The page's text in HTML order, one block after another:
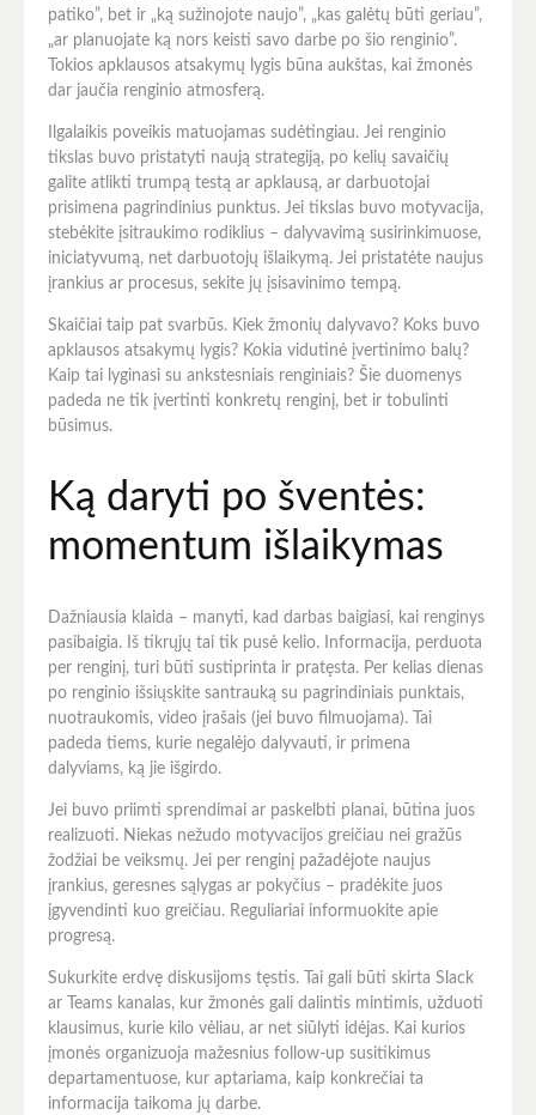
patiko”, bet ir „ką sužinojote naujo”, „kas galėtų būti geriau”,
„ar planuojate ką nors keisti savo darbe po šio renginio”.
Tokios apklausos atsakymų lygis būna aukštas, kai žmonės
dar jaučia renginio atmosferą.
Ilgalaikis poveikis matuojamas sudėtingiau. Jei renginio
tikslas buvo pristatyti naują strategiją, po kelių savaičių
galite atlikti trumpą testą ar apklausą, ar darbuotojai
prisimena pagrindinius punktus. Jei tikslas buvo motyvacija,
stebėkite įsitraukimo rodiklius – dalyvavimą susirinkimuose,
iniciatyvumą, net darbuotojų išlaikymą. Jei pristatėte naujus
įrankius ar procesus, sekite jų įsisavinimo tempą.
Skaičiai taip pat svarbūs. Kiek žmonių dalyvavo? Koks buvo
apklausos atsakymų lygis? Kokia vidutinė įvertinimo balų?
Kaip tai lyginasi su ankstesniais renginiais? Šie duomenys
padeda ne tik įvertinti konkretų renginį, bet ir tobulinti
būsimus.
Ką daryti po šventės:
momentum išlaikymas
Dažniausia klaida – manyti, kad darbas baigiasi, kai renginys
pasibaigia. Iš tikrųjų tai tik pusė kelio. Informacija, perduota
per renginį, turi būti sustiprinta ir pratęsta. Per kelias dienas
po renginio išsiųskite santrauką su pagrindiniais punktais,
nuotraukomis, video įrašais (jei buvo filmuojama). Tai
padeda tiems, kurie negalėjo dalyvauti, ir primena
dalyviams, ką jie išgirdo.
Jei buvo priimti sprendimai ar paskelbti planai, būtina juos
realizuoti. Niekas nežudo motyvacijos greičiau nei gražūs
žodžiai be veiksmų. Jei per renginį pažadėjote naujus
įrankius, geresnes sąlygas ar pokyčius – pradėkite juos
įgyvendinti kuo greičiau. Reguliariai informuokite apie
progresą.
Sukurkite erdvę diskusijoms tęstis. Tai gali būti skirta Slack
ar Teams kanalas, kur žmonės gali dalintis mintimis, užduoti
klausimus, kurie kilo vėliau, ar net siūlyti idėjas. Kai kurios
įmonės organizuoja mažesnius follow-up susitikimus
departamentuose, kur aptariama, kaip konkrečiai ta
informacija taikoma jų darbe.